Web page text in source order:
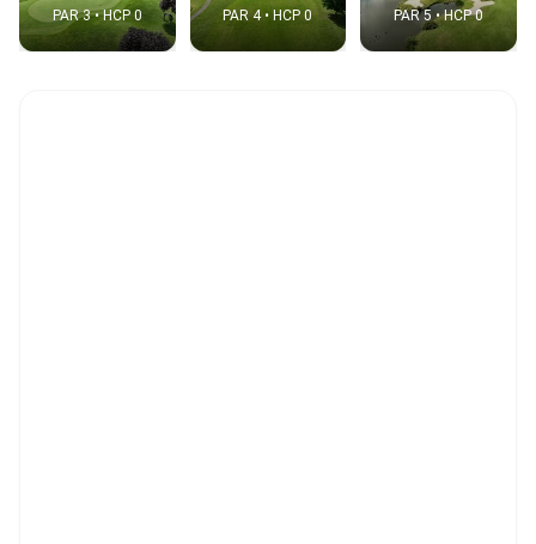
PAR 3 • HCP 0 PAR 4 • HCP 0 PAR 5 • HCP 0